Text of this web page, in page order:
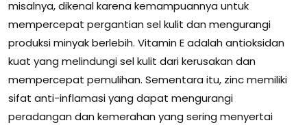
misalnya, dikenal karena kemampuannya untuk
mempercepat pergantian sel kulit dan mengurangi
produksi minyak berlebih. Vitamin E adalah antioksidan
kuat yang melindungi sel kulit dari kerusakan dan
mempercepat pemulihan. Sementara itu, zinc memiliki
sifat anti-inflamasi yang dapat mengurangi
peradangan dan kemerahan yang sering menyertai